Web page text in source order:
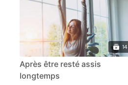
14
Après être resté assis
longtemps